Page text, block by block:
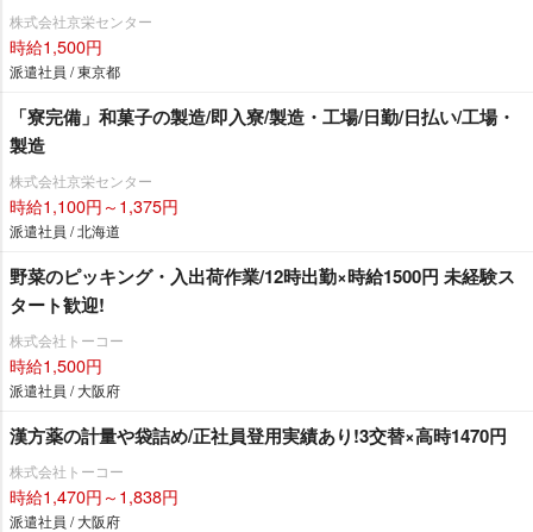
株式会社京栄センター
時給1,500円
派遣社員 / 東京都
「寮完備」和菓子の製造/即入寮/製造・工場/日勤/日払い/工場・
製造
株式会社京栄センター
時給1,100円～1,375円
派遣社員 / 北海道
野菜のピッキング・入出荷作業/12時出勤×時給1500円 未経験ス
タート歓迎!
株式会社トーコー
時給1,500円
派遣社員 / 大阪府
漢方薬の計量や袋詰め/正社員登用実績あり!3交替×高時1470円
株式会社トーコー
時給1,470円～1,838円
派遣社員 / 大阪府